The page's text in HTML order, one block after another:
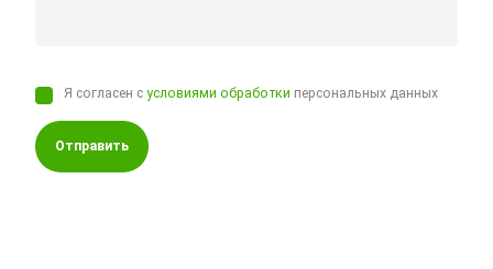
Я согласен сусловиями обработки персональных данных
Отправить